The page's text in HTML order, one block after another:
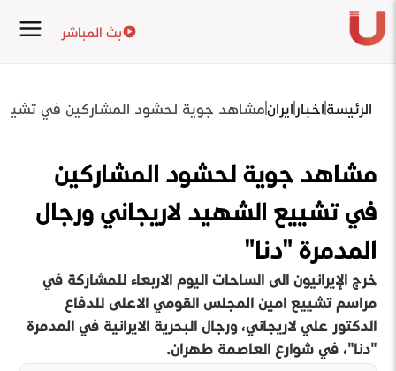
بث المباشر
الرئيسةاخبار ايرانمشاهد جوية لحشود المشاركين في تشييع
مشاهد جوية لحشود المشاركين
في تشييع الشهيد لاريجاني ورجال
المدمرة "دنا"
خرج الإيرانيون الى الساحات اليوم الاربعاء للمشاركة في
مراسم تشييع امين المجلس القومي الاعلى للدفاع
الدكتور علي لاريجاني، ورجال البحرية الايرانية في المدمرة
"دنا"، في شوارع العاصمة طهران.